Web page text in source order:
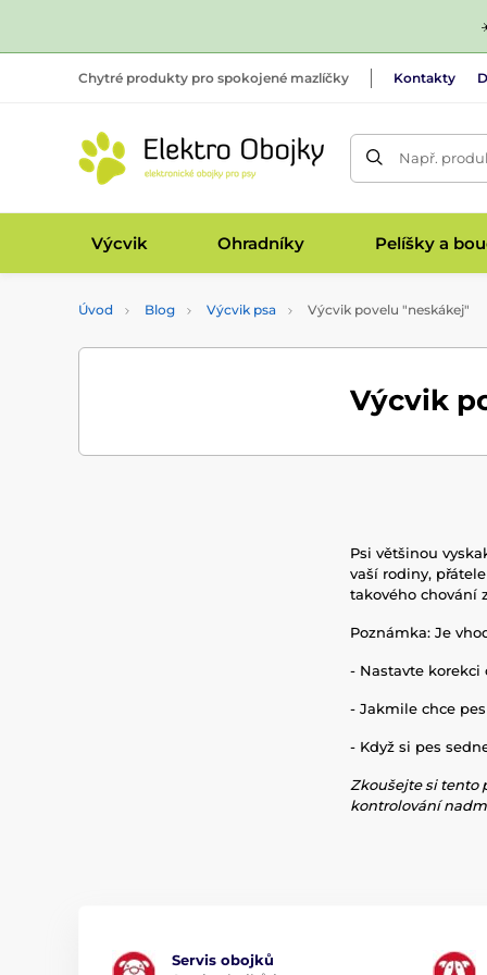
Chytré produkty pro spokojené mazlíčky Kontakty
Např.
Výcvik Ohradníky Pelíšky a
Úvod Blog Výcvik psa Výcvik povelu "neskákej"
Výcvik
Psi většinou
vaší rodiny,
takového chování
Poznámka: Je
- Nastavte korekci
- Jakmile chce
- Když si pes
Zkoušejte si tento
kontrolování
Servis obojků